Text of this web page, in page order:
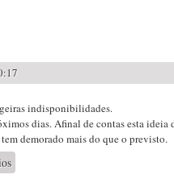
indisponibilidades.
dias. Afinal de contas esta ideia
demorado mais do que o previsto.